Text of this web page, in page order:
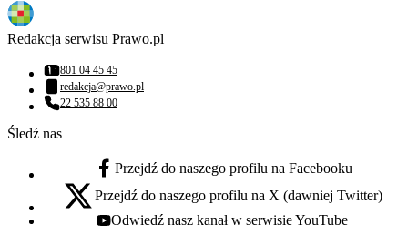
Redakcja serwisu Prawo.pl
Numer telefonu:
801 04 45 45
Adres email:
redakcja@prawo.pl
Numer telefonu:
22 535 88 00
Śledź nas
facebook - otwiera się w nowej karcie
Przejdź do naszego profilu na Facebooku
x - otwiera się w nowej karcie
Przejdź do naszego profilu na X (dawniej Twitter)
youtube - otwiera się w nowej karcie
Odwiedź nasz kanał w serwisie YouTube